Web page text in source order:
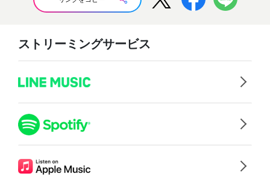
ストリーミングサービス